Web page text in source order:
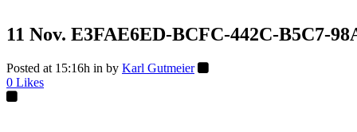
11 Nov. E3FAE6ED-BCFC-442C-B5C7-
Posted at 15:16h in by Karl Gutmeier
0 Likes